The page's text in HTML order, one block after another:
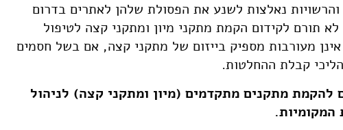
נאלצות לשנע את הפסולת שלהן לאתרים בדרום
תורם לקידום הקמת מתקני מיון ומתקני קצה לטיפול
מעורבות מספיק בייזום של מתקני קצה, אם בשל חסמים
קבלת ההחלטות.
להקמת מתקנים מתקדמים (מיון ומתקני קצה) לניהול
המקומיות.